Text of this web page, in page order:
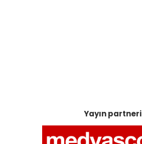
Yayın partneri